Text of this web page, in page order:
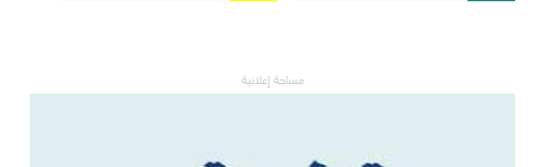
مساحة إعلانية